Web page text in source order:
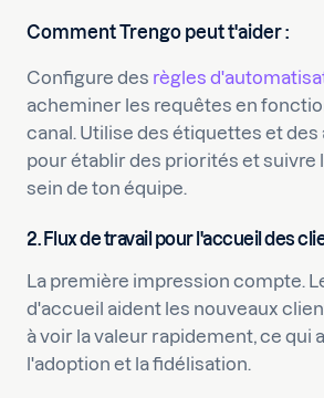
Comment Trengo peut t'aider :
Configure des règles
acheminer les requêtes en
canal. Utilise des étiquettes et
pour établir des priorités et suivre
sein de ton équipe.
2. Flux de travail pour l'accueil des
La première impression compte.
d'accueil aident les nouveaux
à voir la valeur rapidement, ce qui
l'adoption et la fidélisation.